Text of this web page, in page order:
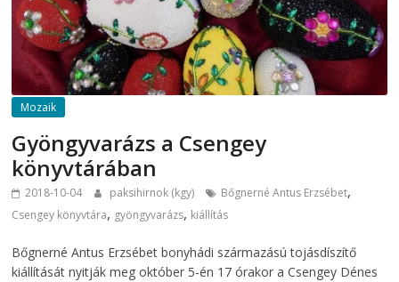
Mozaik
Gyöngyvarázs a Csengey
könyvtárában
2018-10-04 paksihirnok (kgy) Bőgnerné Antus Erzsébet,
Csengey könyvtára, gyöngyvarázs, kiállítás
Bőgnerné Antus Erzsébet bonyhádi származású tojásdíszítő
kiállítását nyitják meg október 5-én 17 órakor a Csengey Dénes